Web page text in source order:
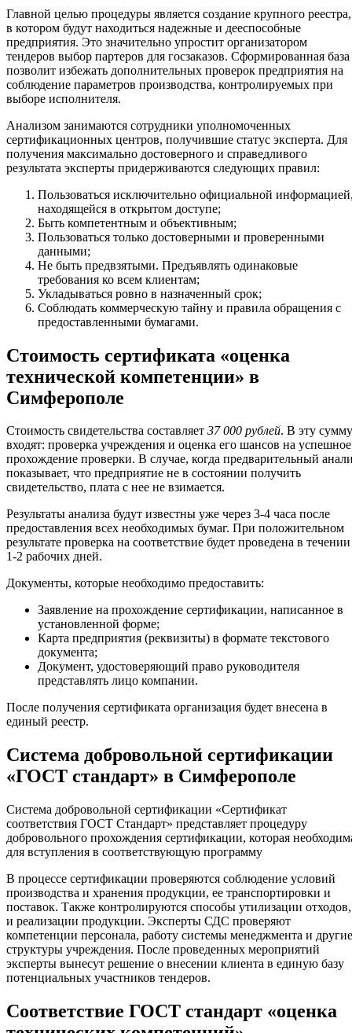
Главной целью процедуры является создание крупного реестра,
в котором будут находиться надежные и дееспособные
предприятия. Это значительно упростит организатором
тендеров выбор партеров для госзаказов. Сформированная база
позволит избежать дополнительных проверок предприятия на
соблюдение параметров производства, контролируемых при
выборе исполнителя.
Анализом занимаются сотрудники уполномоченных
сертификационных центров, получившие статус эксперта. Для
получения максимально достоверного и справедливого
результата эксперты придерживаются следующих правил:
Пользоваться исключительно официальной
находящейся в открытом доступе;
Быть компетентным и объективным;
Пользоваться только достоверными и проверенными
данными;
Не быть предвзятыми. Предъявлять одинаковые
требования ко всем клиентам;
Укладываться ровно в назначенный срок;
Соблюдать коммерческую тайну и правила обращения с
предоставленными бумагами.
Стоимость сертификата «оценка
технической компетенции» в
Симферополе
Стоимость свидетельства составляет 37 000 рублей. В эту сумму
входят: проверка учреждения и оценка его шансов на успешное
прохождение проверки. В случае, когда предварительный
показывает, что предприятие не в состоянии получить
свидетельство, плата с нее не взимается.
Результаты анализа будут известны уже через 3-4 часа после
предоставления всех необходимых бумаг. При положительном
результате проверка на соответствие будет проведена в течении
1-2 рабочих дней.
Документы, которые необходимо предоставить:
Заявление на прохождение сертификации, написанное в
установленной форме;
Карта предприятия (реквизиты) в формате текстового
документа;
Документ, удостоверяющий право руководителя
представлять лицо компании.
После получения сертификата организация будет внесена в
единый реестр.
Система добровольной сертификации
«ГОСТ стандарт» в Симферополе
Система добровольной сертификации «Сертификат
соответствия ГОСТ Стандарт» представляет процедуру
добровольного прохождения сертификации, которая
для вступления в соответствующую программу
В процессе сертификации проверяются соблюдение условий
производства и хранения продукции, ее транспортировки и
поставок. Также контролируются способы утилизации отходов,
и реализации продукции. Эксперты СДС проверяют
компетенции персонала, работу системы менеджмента и другие
структуры учреждения. После проведенных мероприятий
эксперты вынесут решение о внесении клиента в единую базу
потенциальных участников тендеров.
Соответствие ГОСТ стандарт «оценка